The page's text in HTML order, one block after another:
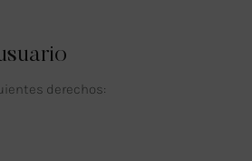
derechos: